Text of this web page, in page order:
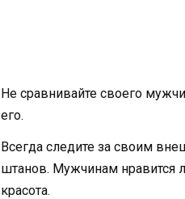
Не сравнивайте своего
его.
Всегда следите за своим
штанов. Мужчинам нравится
красота.